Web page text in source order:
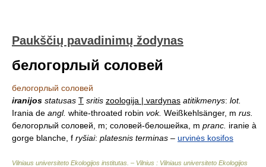
Paukščių pavadinimų žodynas
белогорлый соловей
белогорлый соловей
iranijos statusas T sritis zoologija | vardynas atitikmenys: lot.
Irania de angl. white-throated robin vok. Weißkehlsänger, m rus.
белогорлый соловей, m; соловей-белошейка, m pranc. iranie à
gorge blanche, f ryšiai: platesnis terminas – urvinės kosifos
Vilniaus universiteto Ekologijos institutas. – Vilnius : Vilniaus universiteto Ekologijos